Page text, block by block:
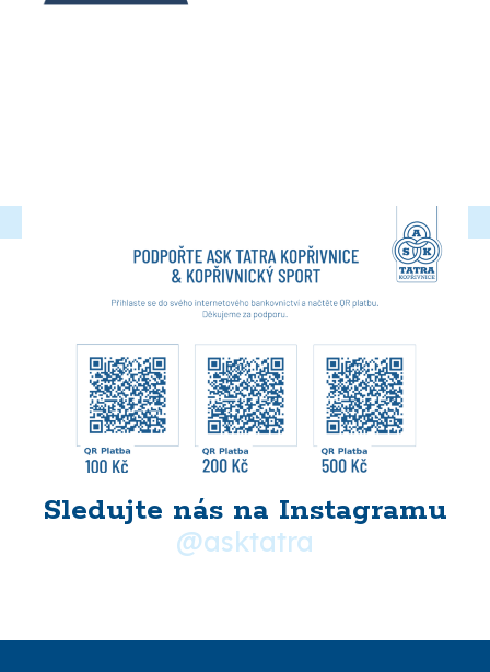
Sledujte nás na Instagramu
@asktatra